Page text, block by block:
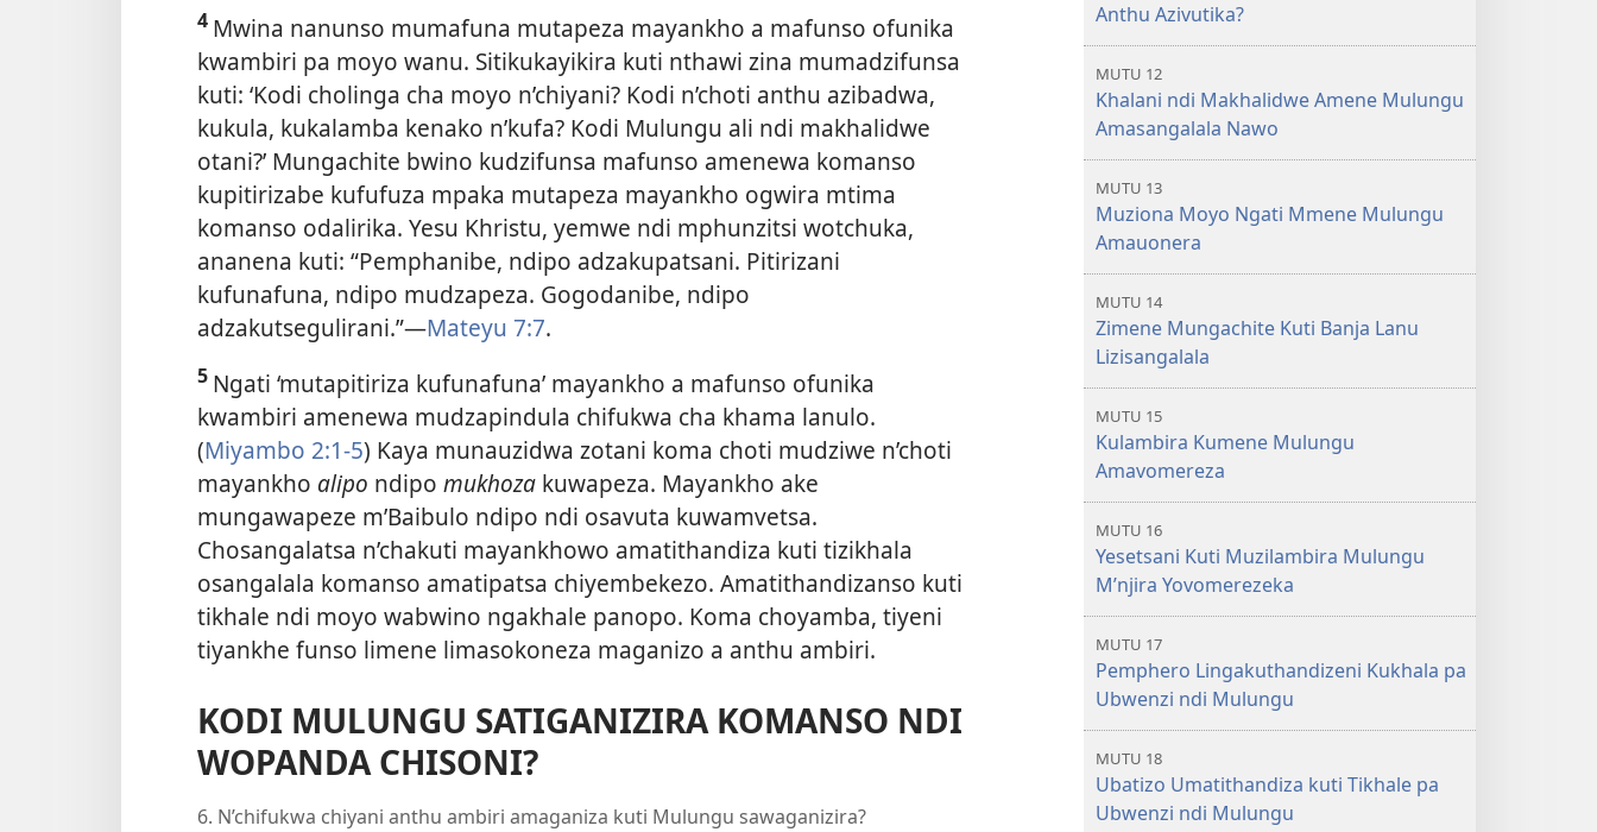
4 Mwina nanunso mumafuna mutapeza mayankho a mafunso ofunika
kwambiri pa moyo wanu. Sitikukayikira kuti nthawi zina mumadzifunsa
kuti: ‘Kodi cholinga cha moyo n’chiyani? Kodi n’choti anthu azibadwa,
kukula, kukalamba kenako n’kufa? Kodi Mulungu ali ndi makhalidwe
otani?’ Mungachite bwino kudzifunsa mafunso amenewa komanso
kupitirizabe kufufuza mpaka mutapeza mayankho ogwira mtima
komanso odalirika. Yesu Khristu, yemwe ndi mphunzitsi wotchuka,
ananena kuti: “Pemphanibe, ndipo adzakupatsani. Pitirizani
kufunafuna, ndipo mudzapeza. Gogodanibe, ndipo
adzakutsegulirani.”—Mateyu 7:7.
5 Ngati ‘mutapitiriza kufunafuna’ mayankho a mafunso ofunika
kwambiri amenewa mudzapindula chifukwa cha khama lanulo.
(Miyambo 2:1-5) Kaya munauzidwa zotani koma choti mudziwe n’choti
mayankho alipo ndipo mukhoza kuwapeza. Mayankho ake
mungawapeze m’Baibulo ndipo ndi osavuta kuwamvetsa.
Chosangalatsa n’chakuti mayankhowo amatithandiza kuti tizikhala
osangalala komanso amatipatsa chiyembekezo. Amatithandizanso kuti
tikhale ndi moyo wabwino ngakhale panopo. Koma choyamba, tiyeni
tiyankhe funso limene limasokoneza maganizo a anthu ambiri.
KODI MULUNGU SATIGANIZIRA KOMANSO NDI
WOPANDA CHISONI?
6. N’chifukwa chiyani anthu ambiri amaganiza kuti Mulungu sawaganizira?
Anthu Azivutika?
MUTU 12
Khalani ndi Makhalidwe Amene Mulungu
Amasangalala Nawo
MUTU 13
Muziona Moyo Ngati Mmene Mulungu
Amauonera
MUTU 14
Zimene Mungachite Kuti Banja Lanu
Lizisangalala
MUTU 15
Kulambira Kumene Mulungu
Amavomereza
MUTU 16
Yesetsani Kuti Muzilambira Mulungu
M’njira Yovomerezeka
MUTU 17
Pemphero Lingakuthandizeni Kukhala pa
Ubwenzi ndi Mulungu
MUTU 18
Ubatizo Umatithandiza kuti Tikhale pa
Ubwenzi ndi Mulungu